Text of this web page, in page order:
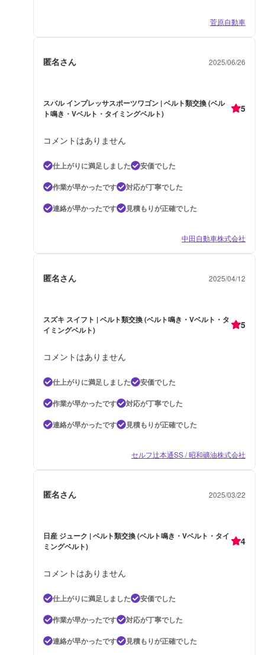
菅原自動車
匿名さん 2025/06/26
スバル インプレッサスポーツワゴン | ベルト類交換 (ベル
ト鳴き・Vベルト・タイミングベルト)
5
コメントはありません
仕上がりに満足しました
安価でした
作業が早かったです
対応が丁寧でした
連絡が早かったです
見積もりが正確でした
中田自動車株式会社
匿名さん 2025/04/12
スズキ スイフト | ベルト類交換 (ベルト鳴き・Vベルト・タ
イミングベルト)
5
コメントはありません
仕上がりに満足しました
安価でした
作業が早かったです
対応が丁寧でした
連絡が早かったです
見積もりが正確でした
セルフ辻本通SS / 昭和礦油株式会社
匿名さん 2025/03/22
日産 ジューク | ベルト類交換 (ベルト鳴き・Vベルト・タイ
ミングベルト)
4
コメントはありません
仕上がりに満足しました
安価でした
作業が早かったです
対応が丁寧でした
連絡が早かったです
見積もりが正確でした